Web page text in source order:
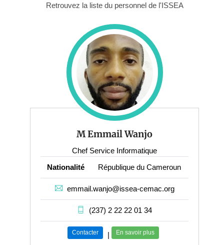
Retrouvez la liste du personnel de l'ISSEA
M Emmail Wanjo
Chef Service Informatique
Nationalité
République du Cameroun
emmail.wanjo@issea-cemac.org
(237) 2 22 22 01 34
Contacter | En savoir plus